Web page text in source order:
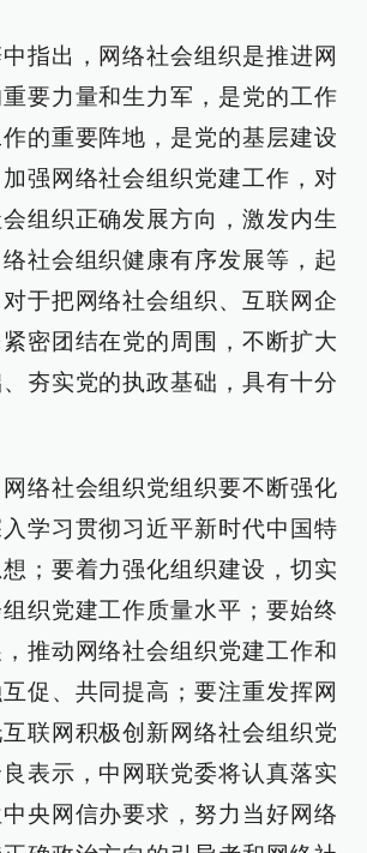
指出，网络社会组织是推进网
要力量和生力军，是党的工作
的重要阵地，是党的基层建设
强网络社会组织党建工作，对
组织正确发展方向，激发内生
社会组织健康有序发展等，起
于把网络社会组织、互联网企
密团结在党的周围，不断扩大
夯实党的执政基础，具有十分
络社会组织党组织要不断强化
学习贯彻习近平新时代中国特
；要着力强化组织建设，切实
织党建工作质量水平；要始终
推动网络社会组织党建工作和
促、共同提高；要注重发挥网
联网积极创新网络社会组织党
表示，中网联党委将认真落实
央网信办要求，努力当好网络